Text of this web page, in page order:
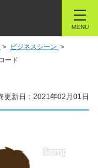
MENU
ビジネスシーン
ード
更新日：2021年02月01日